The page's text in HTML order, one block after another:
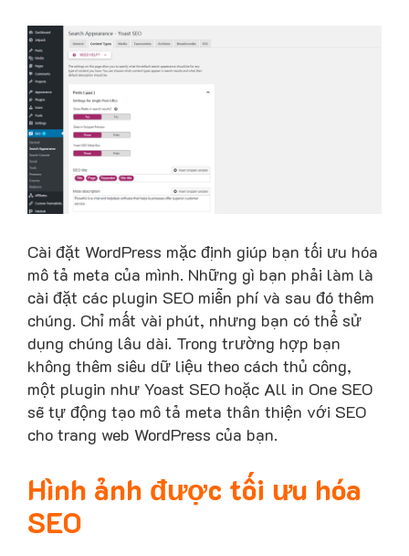
Cài đặt WordPress mặc định giúp bạn tối ưu hóa
mô tả meta của mình. Những gì bạn phải làm là
cài đặt các plugin SEO miễn phí và sau đó thêm
chúng. Chỉ mất vài phút, nhưng bạn có thể sử
dụng chúng lâu dài. Trong trường hợp bạn
không thêm siêu dữ liệu theo cách thủ công,
một plugin như Yoast SEO hoặc All in One SEO
sẽ tự động tạo mô tả meta thân thiện với SEO
cho trang web WordPress của bạn.
Hình ảnh được tối ưu hóa
SEO